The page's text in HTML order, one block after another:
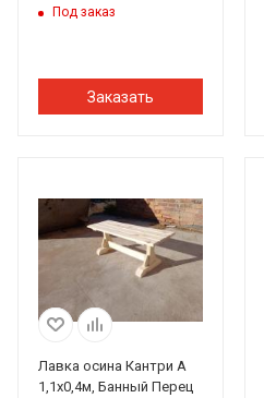
Под заказ
Заказать
Лавка осина Кантри А
1,1х0,4м, Банный Перец